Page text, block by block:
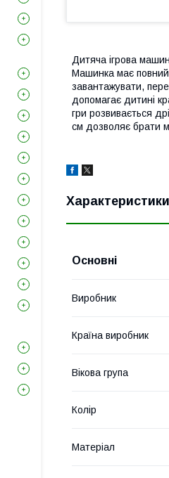
Дитяча ігрова
Машинка має
завантажувати,
допомагає дитині
гри розвивається
см дозволяє брати
Характеристики
Основні
Виробник
Країна виробник
Вікова група
Колір
Матеріал